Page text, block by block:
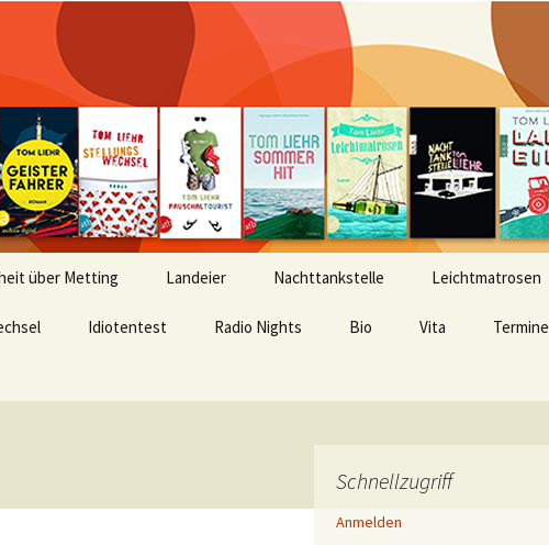
über Metting Landeier Nachttankstelle Leichtmatrosen
Idiotentest Radio Nights Bio Vita Termine
Schnellzugriff
Anmelden